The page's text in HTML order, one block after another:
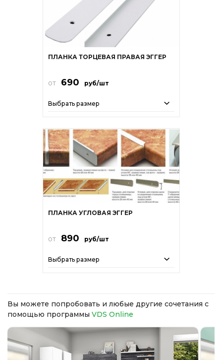
ПЛАНКА ТОРЦЕВАЯ ПРАВАЯ ЭГГЕР
от 690 руб/шт
Выбрать размер
ПЛАНКА УГЛОВАЯ ЭГГЕР
от 890 руб/шт
Выбрать размер
Вы можете попробовать и любые другие сочетания с
помощью программы VDS Online